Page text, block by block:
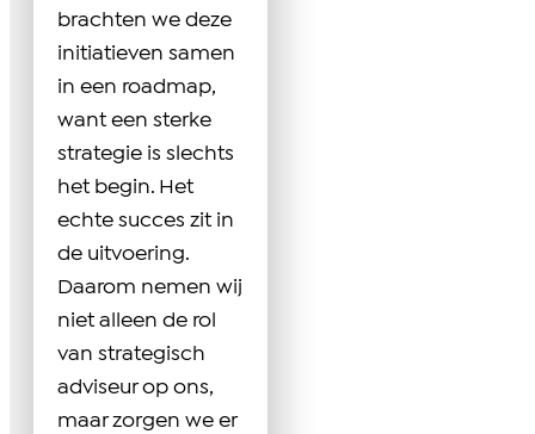
brachten we deze
initiatieven samen
in een roadmap,
want een sterke
strategie is slechts
het begin. Het
echte succes zit in
de uitvoering.
Daarom nemen wij
niet alleen de rol
van strategisch
adviseur op ons,
maar zorgen we er